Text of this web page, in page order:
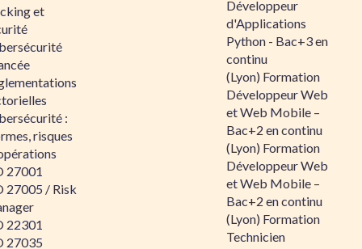
et
:
risques
27001
27005 / Risk
22301
27035
Développeur
d'Applications
Python - Bac+3 en
continu
(Lyon) Formation
Développeur Web
et Web Mobile –
Bac+2 en continu
(Lyon) Formation
Développeur Web
et Web Mobile –
Bac+2 en continu
(Lyon) Formation
Technicien